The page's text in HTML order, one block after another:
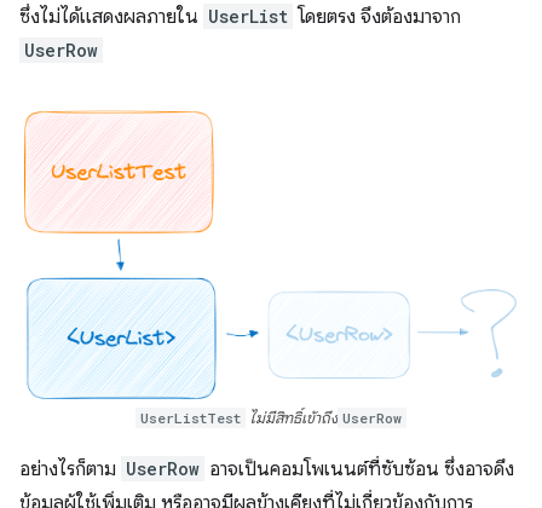
ซึ่งไม่ได้แสดงผลภายใน UserList โดยตรง จึงต้องมาจาก
UserRow
UserListTest ไม่มีสิทธิ์เข้าถึง UserRow
อย่างไรก็ตาม UserRow อาจเป็นคอมโพเนนต์ที่ซับซ้อน ซึ่งอาจดึง
ข้อมูลผู้ใช้เพิ่มเติม หรืออาจมีผลข้างเคียงที่ไม่เกี่ยวข้องกับการ